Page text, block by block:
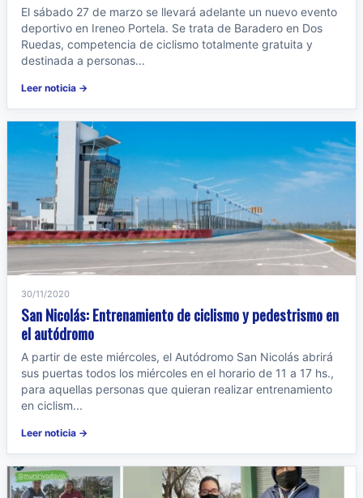
El sábado 27 de marzo se llevará adelante un nuevo evento
deportivo en Ireneo Portela. Se trata de Baradero en Dos
Ruedas, competencia de ciclismo totalmente gratuita y
destinada a personas...
Leer noticia →
30/11/2020
San Nicolás: Entrenamiento de ciclismo y pedestrismo en
el autódromo
A partir de este miércoles, el Autódromo San Nicolás abrirá
sus puertas todos los miércoles en el horario de 11 a 17 hs.,
para aquellas personas que quieran realizar entrenamiento
en ciclism...
Leer noticia →